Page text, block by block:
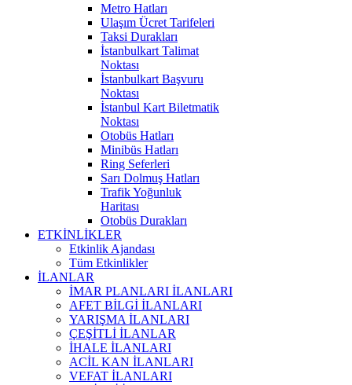
Metro Hatları
Ulaşım Ücret Tarifeleri
Taksi Durakları
İstanbulkart Talimat
Noktası
İstanbulkart Başvuru
Noktası
İstanbul Kart Biletmatik
Noktası
Otobüs Hatları
Minibüs Hatları
Ring Seferleri
Sarı Dolmuş Hatları
Trafik Yoğunluk
Haritası
Otobüs Durakları
ETKİNLİKLER
Etkinlik Ajandası
Tüm Etkinlikler
İLANLAR
İMAR PLANLARI İLANLARI
AFET BİLGİ İLANLARI
YARIŞMA İLANLARI
ÇEŞİTLİ İLANLAR
İHALE İLANLARI
ACİL KAN İLANLARI
VEFAT İLANLARI